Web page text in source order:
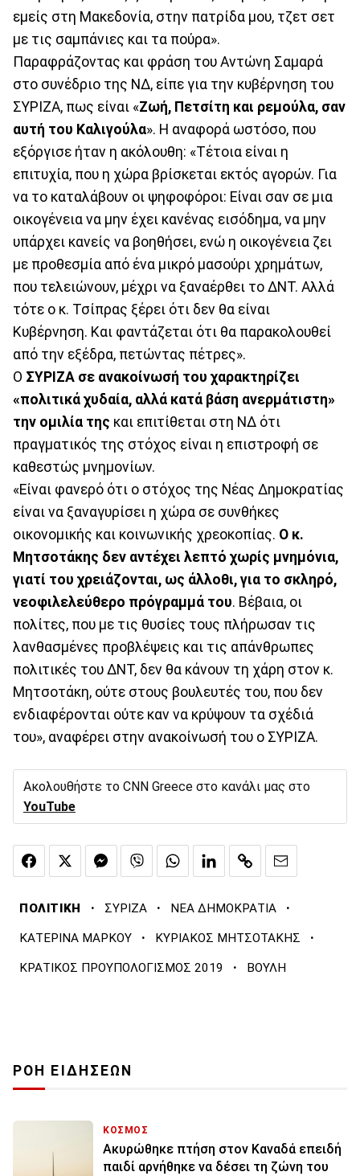
εμείς στη Μακεδονία, στην πατρίδα μου, τζετ σετ
με τις σαμπάνιες και τα πούρα».
Παραφράζοντας και φράση του Αντώνη Σαμαρά
στο συνέδριο της ΝΔ, είπε για την κυβέρνηση του
ΣΥΡΙΖΑ, πως είναι «Ζωή, Πετσίτη και ρεμούλα, σαν
αυτή του Καλιγούλα». Η αναφορά ωστόσο, που
εξόργισε ήταν η ακόλουθη: «Τέτοια είναι η
επιτυχία, που η χώρα βρίσκεται εκτός αγορών. Για
να το καταλάβουν οι ψηφοφόροι: Είναι σαν σε μια
οικογένεια να μην έχει κανένας εισόδημα, να μην
υπάρχει κανείς να βοηθήσει, ενώ η οικογένεια ζει
με προθεσμία από ένα μικρό μασούρι χρημάτων,
που τελειώνουν, μέχρι να ξαναέρθει το ΔΝΤ. Αλλά
τότε ο κ. Τσίπρας ξέρει ότι δεν θα είναι
Κυβέρνηση. Και φαντάζεται ότι θα παρακολουθεί
από την εξέδρα, πετώντας πέτρες».
Ο ΣΥΡΙΖΑ σε ανακοίνωσή του χαρακτηρίζει
«πολιτικά χυδαία, αλλά κατά βάση ανερμάτιστη»
την ομιλία της και επιτίθεται στη ΝΔ ότι
πραγματικός της στόχος είναι η επιστροφή σε
καθεστώς μνημονίων.
«Είναι φανερό ότι ο στόχος της Νέας Δημοκρατίας
είναι να ξαναγυρίσει η χώρα σε συνθήκες
οικονομικής και κοινωνικής χρεοκοπίας. Ο κ.
Μητσοτάκης δεν αντέχει λεπτό χωρίς μνημόνια,
γιατί του χρειάζονται, ως άλλοθι, για το σκληρό,
νεοφιλελεύθερο πρόγραμμά του. Βέβαια, οι
πολίτες, που με τις θυσίες τους πλήρωσαν τις
λανθασμένες προβλέψεις και τις απάνθρωπες
πολιτικές του ΔΝΤ, δεν θα κάνουν τη χάρη στον κ.
Μητσοτάκη, ούτε στους βουλευτές του, που δεν
ενδιαφέρονται ούτε καν να κρύψουν τα σχέδιά
του», αναφέρει στην ανακοίνωσή του ο ΣΥΡΙΖΑ.
Ακολουθήστε το CNN Greece στο κανάλι μας στο
YouTube
ΠΟΛΙΤΙΚΗ · ΣΥΡΙΖΑ · ΝΕΑ ΔΗΜΟΚΡΑΤΙΑ ·
ΚΑΤΕΡΙΝΑ ΜΑΡΚΟΥ · ΚΥΡΙΑΚΟΣ ΜΗΤΣΟΤΑΚΗΣ ·
ΚΡΑΤΙΚΟΣ ΠΡΟΥΠΟΛΟΓΙΣΜΟΣ 2019 · ΒΟΥΛΗ
ΡΟΗ ΕΙΔΗΣΕΩΝ
ΚΟΣΜΟΣ
Ακυρώθηκε πτήση στον Καναδά επειδή
παιδί αρνήθηκε να δέσει τη ζώνη του